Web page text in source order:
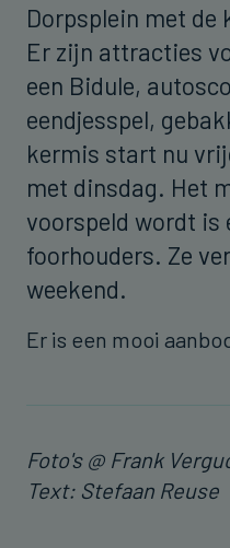
Dorpsplein met de
Er zijn attracties
een Bidule,
eendjesspel,
kermis start nu
met dinsdag. Het
voorspeld wordt is
foorhouders. Ze
weekend.
Er is een mooi
Foto's @ Frank
Text: Stefaan Reuse